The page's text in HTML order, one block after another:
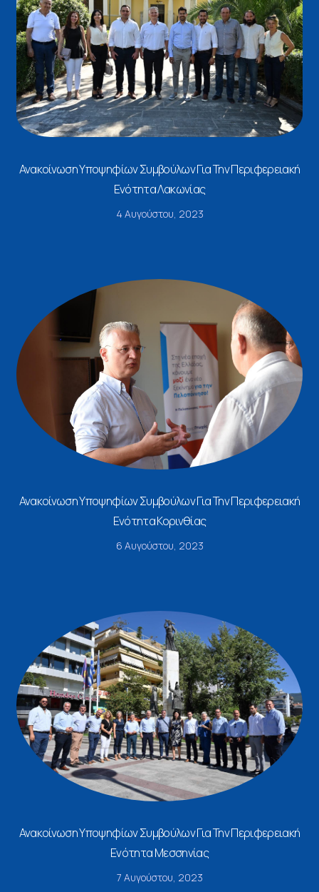
Ανακοίνωση Υποψηφίων Συμβούλων Για Την Περιφερειακή
Ενότητα Λακωνίας
4 Αυγούστου, 2023
Ανακοίνωση Υποψηφίων Συμβούλων Για Την Περιφερειακή
Ενότητα Κορινθίας
6 Αυγούστου, 2023
Ανακοίνωση Υποψηφίων Συμβούλων Για Την Περιφερειακή
Ενότητα Μεσσηνίας
7 Αυγούστου, 2023